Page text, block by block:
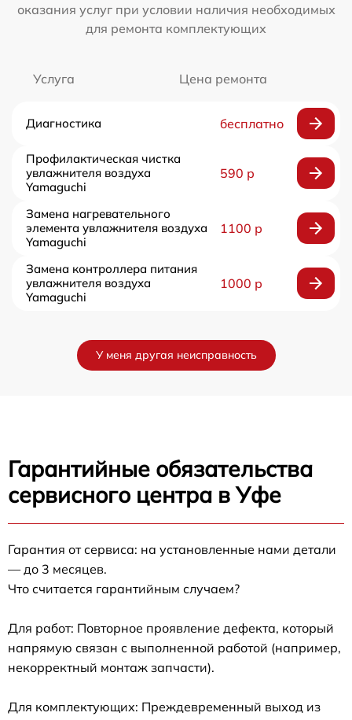
оказания услуг при условии наличия необходимых
для ремонта комплектующих
Услуга Цена ремонта
Диагностика бесплатно
Профилактическая чистка
увлажнителя воздуха
Yamaguchi
590 р
Замена нагревательного
элемента увлажнителя воздуха
Yamaguchi
1100 р
Замена контроллера питания
увлажнителя воздуха
Yamaguchi
1000 р
У меня другая неисправность
Гарантийные обязательства
сервисного центра в Уфе
Гарантия от сервиса: на установленные нами детали
— до 3 месяцев.
Что считается гарантийным случаем?
Для работ: Повторное проявление дефекта, который
напрямую связан с выполненной работой (например,
некорректный монтаж запчасти).
Для комплектующих: Преждевременный выход из